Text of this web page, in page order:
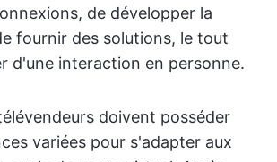
de développer la
fournir des solutions, le tout
d'une interaction en personne.
doivent posséder
variées pour s'adapter aux